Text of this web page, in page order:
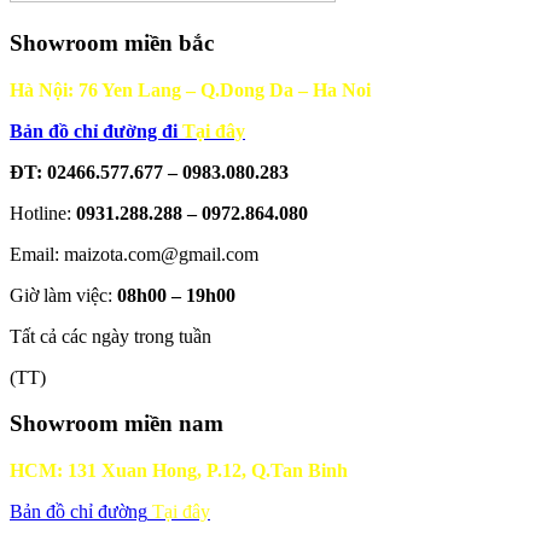
Showroom miền bắc
Hà Nội: 76 Yen Lang – Q.Dong Da – Ha Noi
Bản đồ chỉ đường đi Tại đây
ĐT: 02466.577.677 – 0983.080.283
Hotline: 0931.288.288 – 0972.864.080
Email: maizota.com@gmail.com
Giờ làm việc: 08h00 – 19h00
Tất cả các ngày trong tuần
(TT)
Showroom miền nam
HCM: 131 Xuan Hong, P.12, Q.Tan Binh
Bản đồ chỉ đường Tại đây